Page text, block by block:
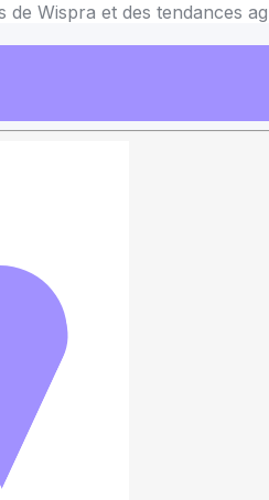
Wispra et des tendances